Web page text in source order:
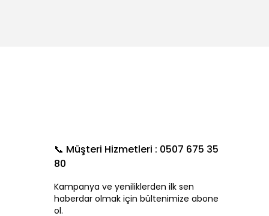
📞 Müşteri Hizmetleri : 0507 675 35
80
Kampanya ve yeniliklerden ilk sen
haberdar olmak için bültenimize abone
ol.